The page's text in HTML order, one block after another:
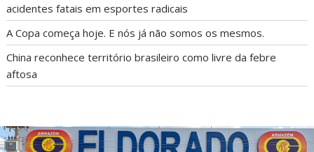
acidentes fatais em esportes radicais
A Copa começa hoje. E nós já não somos os mesmos.
China reconhece território brasileiro como livre da febre
aftosa